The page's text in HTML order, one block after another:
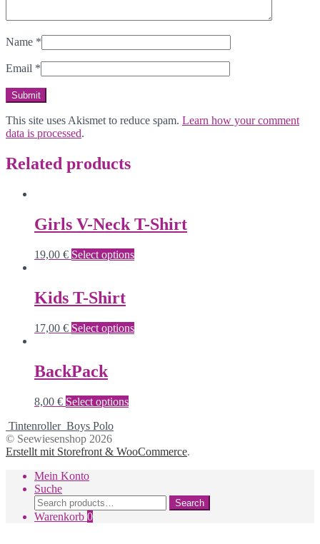
Name *
Email *
This site uses Akismet to reduce spam. Learn how your comment
data is processed.
Related products
Girls V-Neck T-Shirt
19,00 € Select options
Kids T-Shirt
17,00 € Select options
BackPack
8,00 € Select options
Tintenroller Boys Polo
© Seewiesenshop 2026
Erstellt mit Storefront & WooCommerce.
Mein Konto
Suche
Search
for:
Search
Warenkorb 0